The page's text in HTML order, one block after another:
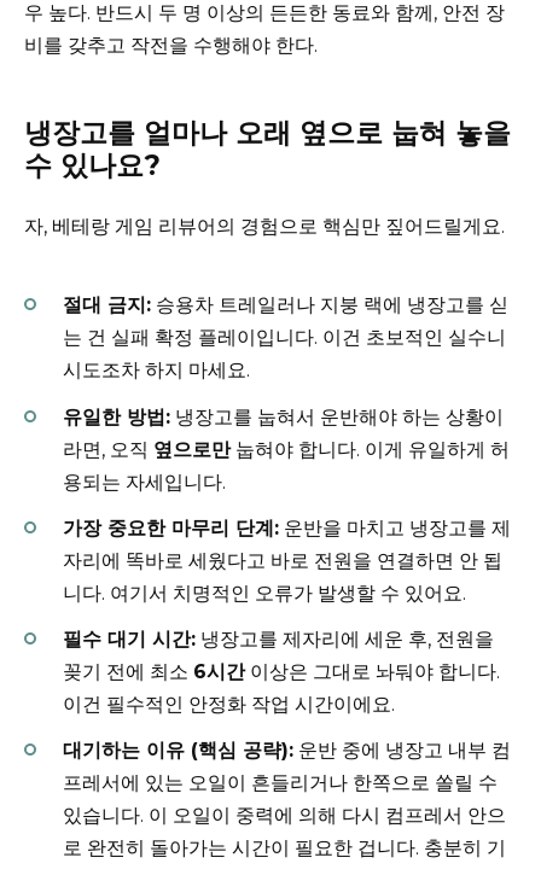
우 높다. 반드시 두 명 이상의 든든한 동료와 함께, 안전 장
비를 갖추고 작전을 수행해야 한다.
냉장고를 얼마나 오래 옆으로 눕혀 놓을
수 있나요?
자, 베테랑 게임 리뷰어의 경험으로 핵심만 짚어드릴게요.
절대 금지: 승용차 트레일러나 지붕 랙에 냉장고를 싣
는 건 실패 확정 플레이입니다. 이건 초보적인 실수니
시도조차 하지 마세요.
유일한 방법: 냉장고를 눕혀서 운반해야 하는 상황이
라면, 오직 옆으로만눕혀야 합니다. 이게 유일하게 허
용되는 자세입니다.
가장 중요한 마무리 단계: 운반을 마치고 냉장고를 제
자리에 똑바로 세웠다고 바로 전원을 연결하면 안 됩
니다. 여기서 치명적인 오류가 발생할 수 있어요.
필수 대기 시간: 냉장고를 제자리에 세운 후, 전원을
꽂기 전에 최소 6시간이상은 그대로 놔둬야 합니다.
이건 필수적인 안정화 작업 시간이에요.
대기하는 이유 (핵심 공략): 운반 중에 냉장고 내부 컴
프레서에 있는 오일이 흔들리거나 한쪽으로 쏠릴 수
있습니다. 이 오일이 중력에 의해 다시 컴프레서 안으
로 완전히 돌아가는 시간이 필요한 겁니다. 충분히 기